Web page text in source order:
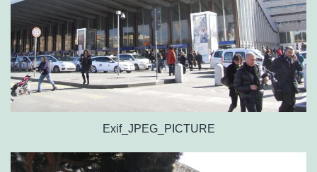
Exif_JPEG_PICTURE